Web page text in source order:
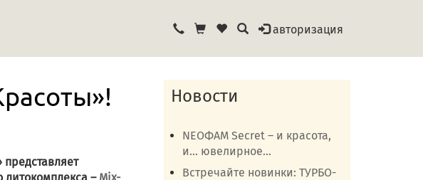
авторизация
Новости
NEOФАМ Secret – и красота,
и… ювелирное...
Встречайте новинки: ТУРБО-